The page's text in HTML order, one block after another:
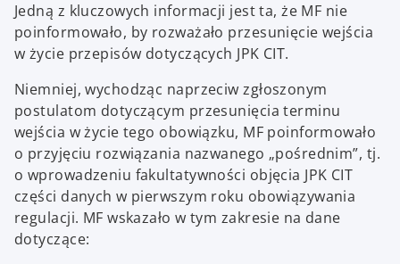
Jedną z kluczowych informacji jest ta, że MF nie
poinformowało, by rozważało przesunięcie wejścia
w życie przepisów dotyczących JPK CIT.
Niemniej, wychodząc naprzeciw zgłoszonym
postulatom dotyczącym przesunięcia terminu
wejścia w życie tego obowiązku, MF poinformowało
o przyjęciu rozwiązania nazwanego „pośrednim”, tj.
o wprowadzeniu fakultatywności objęcia JPK CIT
części danych w pierwszym roku obowiązywania
regulacji. MF wskazało w tym zakresie na dane
dotyczące: